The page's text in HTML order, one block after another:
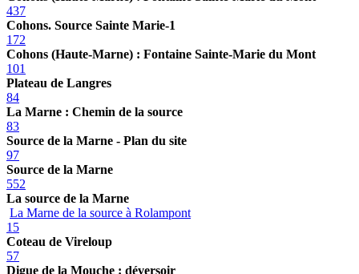
437
Cohons. Source Sainte Marie-1
172
Cohons (Haute-Marne) : Fontaine Sainte-Marie du Mont
101
Plateau de Langres
84
La Marne : Chemin de la source
83
Source de la Marne - Plan du site
97
Source de la Marne
552
La source de la Marne
La Marne de la source à Rolampont
15
Coteau de Vireloup
57
Digue de la Mouche : déversoir